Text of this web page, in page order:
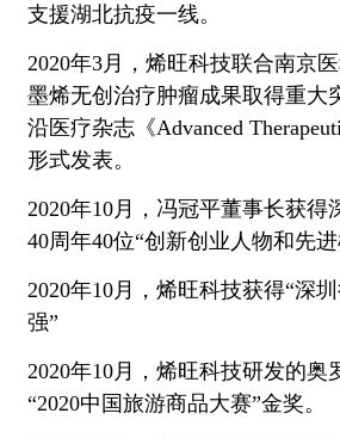
支援湖北抗疫一线。
2020年3月，烯旺科技联合南京
墨烯无创治疗肿瘤成果取得重大
沿医疗杂志《Advanced
形式发表。
2020年10月，冯冠平董事长获得
40周年40位“创新创业人物和先进
2020年10月，烯旺科技获得“深
强”
2020年10月，烯旺科技研发的奥
“2020中国旅游商品大赛”金奖。